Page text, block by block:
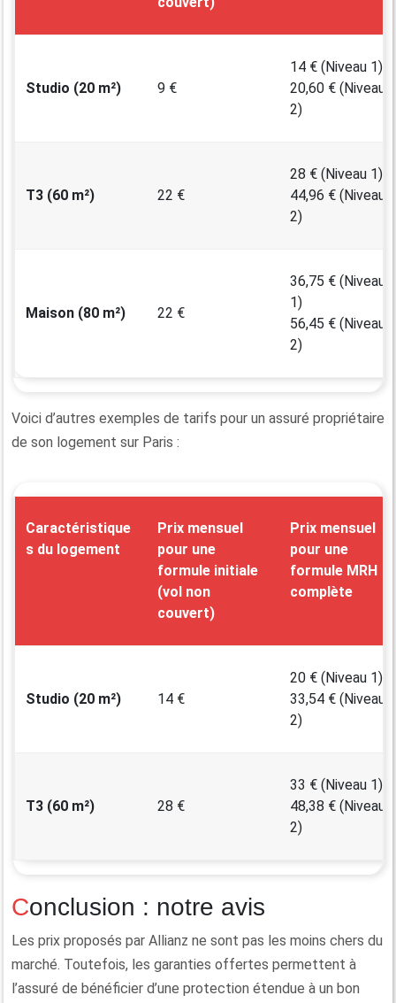
Studio (20 m²) 9 €
14 € (Niveau 1)
20,60 € (Niveau
2)
T3 (60 m²) 22 €
28 € (Niveau 1)
44,96 € (Niveau
2)
Maison (80 m²) 22 €
36,75 € (Niveau
1)
56,45 € (Niveau
2)
Voici d’autres exemples de tarifs pour un assuré propriétaire
de son logement sur Paris :
Caractéristique
s du logement
Prix mensuel
pour une
formule initiale
(vol non
couvert)
Prix mensuel
pour une
formule MRH
complète
Studio (20 m²) 14 €
20 € (Niveau 1)
33,54 € (Niveau
2)
T3 (60 m²) 28 €
33 € (Niveau 1)
48,38 € (Niveau
2)
Conclusion : notre avis
Les prix proposés par Allianz ne sont pas les moins chers du
marché. Toutefois, les garanties offertes permettent à
l’assuré de bénéficier d’une protection étendue à un bon